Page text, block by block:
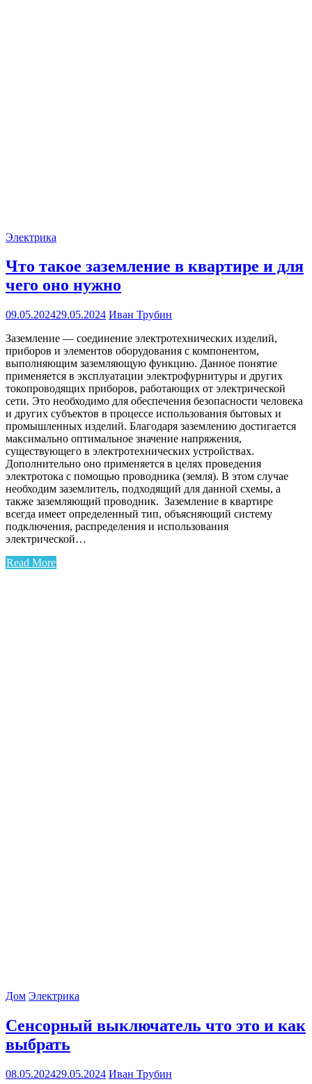
Электрика
Что такое заземление в квартире и для
чего оно нужно
09.05.202429.05.2024 Иван Трубин
Заземление — соединение электротехнических изделий,
приборов и элементов оборудования с компонентом,
выполняющим заземляющую функцию. Данное понятие
применяется в эксплуатации электрофурнитуры и других
токопроводящих приборов, работающих от электрической
сети. Это необходимо для обеспечения безопасности человека
и других субъектов в процессе использования бытовых и
промышленных изделий. Благодаря заземлению достигается
максимально оптимальное значение напряжения,
существующего в электротехнических устройствах.
Дополнительно оно применяется в целях проведения
электротока с помощью проводника (земля). В этом случае
необходим заземлитель, подходящий для данной схемы, а
также заземляющий проводник. Заземление в квартире
всегда имеет определенный тип, объясняющий систему
подключения, распределения и использования
электрической…
Read More
Дом Электрика
Сенсорный выключатель что это и как
выбрать
08.05.202429.05.2024 Иван Трубин